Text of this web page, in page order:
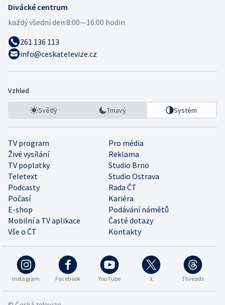
Divácké centrum
každý všední den:8:00—16:00 hodin
261 136 113
info@ceskatelevize.cz
Vzhled
Světlý Tmavý Systém
TV program
Pro média
Živé vysílání
Reklama
TV poplatky
Studio Brno
Teletext
Studio Ostrava
Podcasty
Rada ČT
Počasí
Kariéra
E-shop
Podávání námětů
Mobilní a TV aplikace
Časté dotazy
Vše o ČT
Kontakty
Instagram Facebook YouTube X Threads